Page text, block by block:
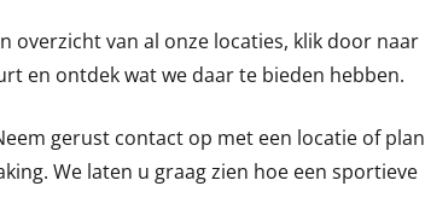
overzicht van al onze locaties, klik door naar
en ontdek wat we daar te bieden hebben.
gerust contact op met een locatie of plan
We laten u graag zien hoe een sportieve